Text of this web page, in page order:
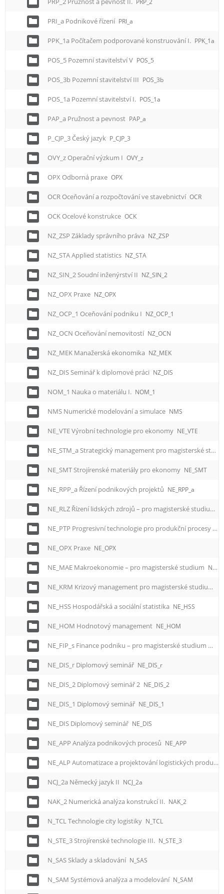
PRP_2
PRI_a Podnikové řízení PRI_a
PPK_1a Počítačem podporované konstruování I. PPK_1a
POS_5 Pozemní stavitelství V POS_5
POS_3b Pozemní stavitelství III POS_3b
POS_1a Pozemní stavitelství I. POS_1a
PAP_a Pružnost a pevnost PAP_a
P_CJP_3 Český jazyk P_CJP_3
OVY_z Operační výzkum I OVY_z
OPX Odborná praxe OPX
OCR Oceňování a rozpočtování ve stavebnictví OCR
OCK Ocelové konstrukce OCK
NZ_ZSP Základy správního práva NZ_ZSP
NZ_STA Applied statistics NZ_STA
NZ_SIN_2 Soudní inženýrství II NZ_SIN_2
NZ_OPX Praxe NZ_OPX
NZ_OCP_1 Oceňování podniku I NZ_OCP_1
NZ_OCN Oceňování nemovitostí NZ_OCN
NZ_MEK Manažerská ekonomika NZ_MEK
NZ_DIS Seminář k diplomové práci NZ_DIS
NOM_1 Nauka o materiálu I. NOM_1
NMS Numerické modelování a simulace NMS
NE_VTE Výrobní technologie pro ekonomy NE_VTE
NE_STM_a Strategický management pro magisterské studium
NE_SMT Strojírenské materiály pro ekonomy NE_SMT
NE_RPP_a Řízení podnikových projektů NE_RPP_a
NE_RLZ Řízení lidských zdrojů – pro magisterské studium
NE_PTP Progresivní technologie pro produkční procesy pro magisterské studium
NE_OPX Praxe NE_OPX
NE_MAE Makroekonomie – pro magisterské studium NE_MAE
NE_KRM Krizový management pro magisterské studium
NE_HSS Hospodářská a sociální statistika NE_HSS
NE_HOM Hodnotový management NE_HOM
NE_FIP_s Finance podniku – pro magisterské studium
NE_DIS_r Diplomový seminář NE_DIS_r
NE_DIS_2 Diplomový seminář 2 NE_DIS_2
NE_DIS_1 Diplomový seminář NE_DIS_1
NE_DIS Diplomový seminář NE_DIS
NE_APP Analýza podnikových procesů NE_APP
NE_ALP Automatizace a projektování logistických produkčních procesů – pro magisterské studium
NCJ_2a Německý jazyk II NCJ_2a
NAK_2 Numerická analýza konstrukcí II. NAK_2
N_TCL Technologie city logistiky N_TCL
N_STE_3 Strojírenské technologie III. N_STE_3
N_SAS Sklady a skladování N_SAS
N_SAM Systémová analýza a modelování N_SAM